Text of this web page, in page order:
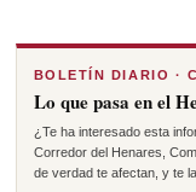
BOLETÍN DIARIO ·
Lo que pasa en el
¿Te ha interesado esta
Corredor del Henares,
de verdad te afectan, y te